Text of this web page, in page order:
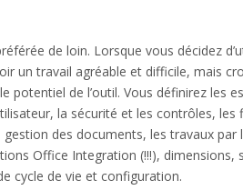
de loin. Lorsque vous décidez
un travail agréable et difficile, mais
de l’outil. Vous définirez les
la sécurité et les contrôles, les
des documents, les travaux par
Office Integration (!!!), dimensions,
cycle de vie et configuration.